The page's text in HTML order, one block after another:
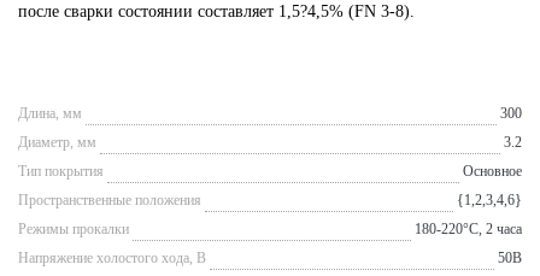
после сварки состоянии составляет 1,5?4,5% (FN 3-8).
Длина, мм
300
Диаметр, мм
3.2
Тип покрытия
Основное
Пространственные положения
{1,2,3,4,6}
Режимы прокалки
180-220°С, 2 часа
Напряжение холостого хода, В
50В